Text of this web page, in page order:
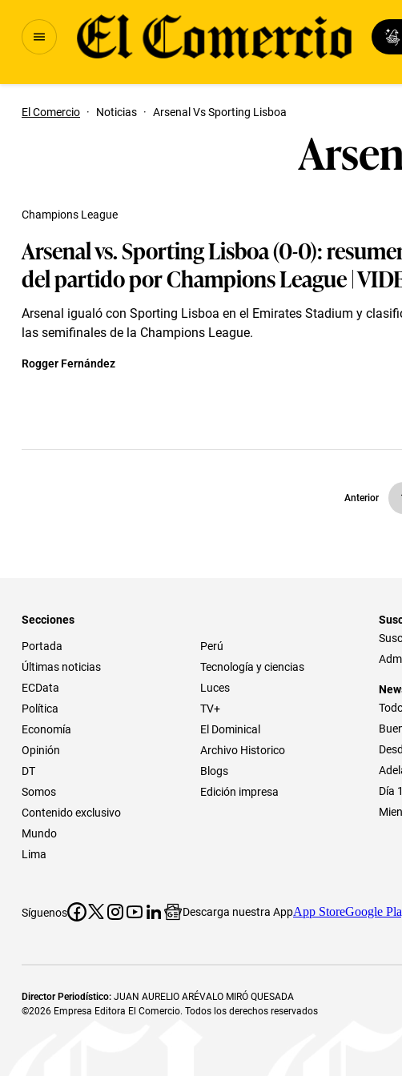
El Comercio · Noticias · Arsenal Vs Sporting Lisboa
Arsenal vs. Sporting Lisboa (0-0):
del partido por Champions League |
Arsenal igualó con Sporting Lisboa en el Emirates Stadium y
las semifinales de la Champions League.
Champions League
Rogger Fernández
Anterior
Secciones
Portada
Últimas noticias
ECData
Política
Economía
Opinión
DT
Somos
Contenido exclusivo
Mundo
Lima
Perú
Tecnología y ciencias
Luces
TV+
El Dominical
Archivo Historico
Blogs
Edición impresa
Día 1
Síguenos Descarga nuestra AppApp StoreGoogle
Director Periodístico: JUAN AURELIO ARÉVALO MIRÓ QUESADA
©2026 Empresa Editora El Comercio. Todos los derechos reservados